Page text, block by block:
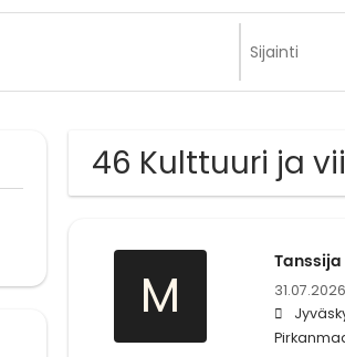
46 Kulttuuri ja
M
Tanssija